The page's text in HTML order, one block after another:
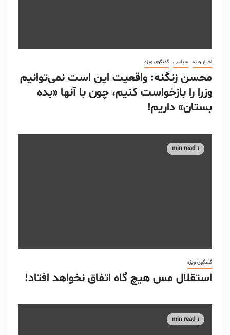
اخبار ویژه سیاسی گفتگوی ویژه
محسن زنگنه: واقعیت این است نمی‌توانیم
وزرا را بازخواست کنیم، چون با آنها «بده
بستان» داریم!
1 min read
گفتگوی ویژه
استقلال مس هیچ گاه اتفاق نخواهد افتاد!
1 min read